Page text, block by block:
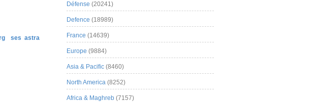
ses astra
Défense (20241)
Defence (18989)
France (14639)
Europe (9884)
Asia & Pacific (8460)
North America (8252)
Africa & Maghreb (7157)